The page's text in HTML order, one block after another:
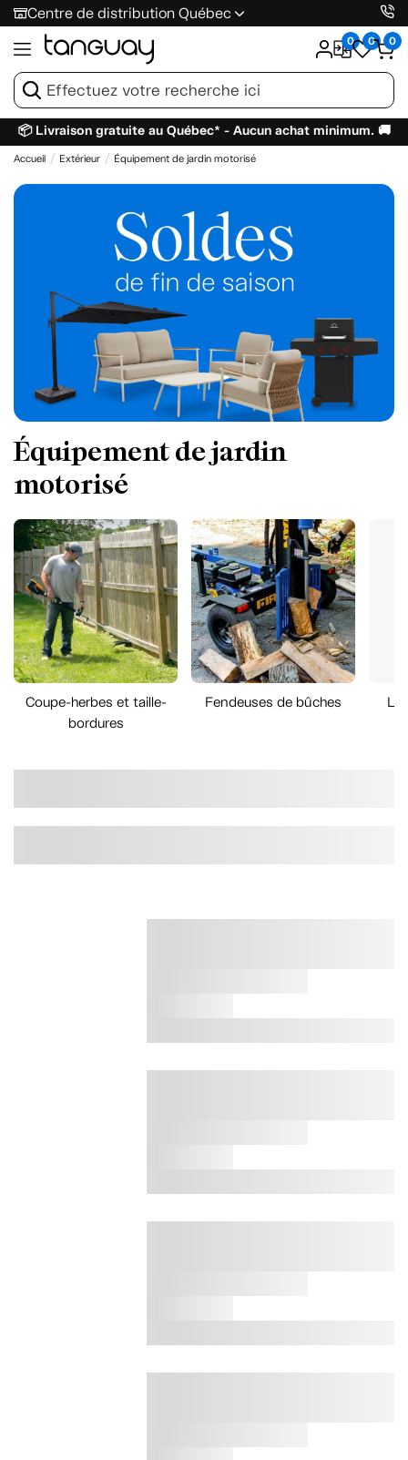
Centre de distribution Québec
0 0 0
📦 Livraison gratuite au Québec* - Aucun achat minimum. 🚚
Accueil Extérieur Équipement de jardin motorisé
Équipement de jardin
motorisé
Coupe-herbes et taille-
bordures
Fendeuses de bûches